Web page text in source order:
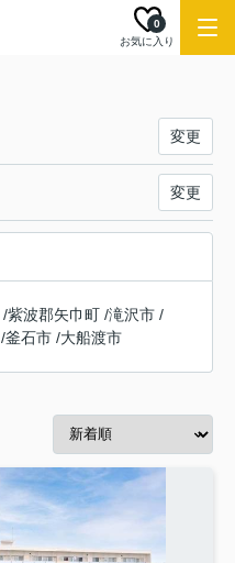
お気に入り
0
変更
変更
/紫波郡矢巾町 /滝沢市 /
/釜石市 /大船渡市